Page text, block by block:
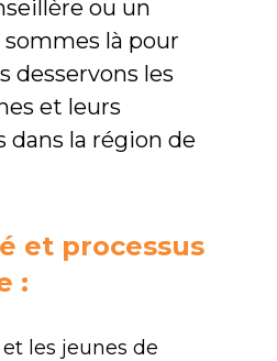
ou un
là pour
desservons les
et leurs
dans la région de
et processus
:
les jeunes de